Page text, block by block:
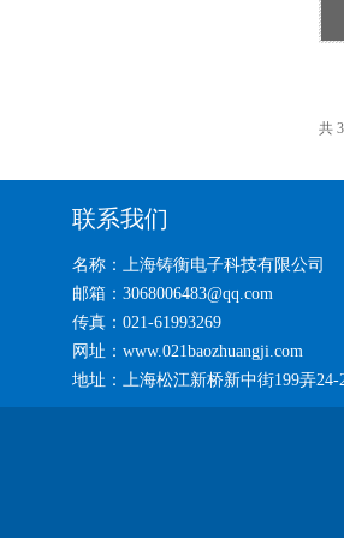
共
联系我们
名称：上海铸衡电子科技有限公司
邮箱：3068006483@qq.com
传真：021-61993269
网址：www.021baozhuangji.com
地址：上海松江新桥新中街199弄24-